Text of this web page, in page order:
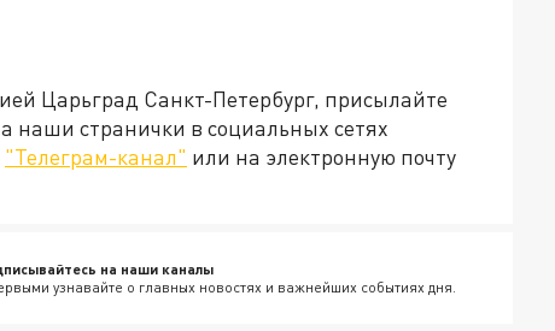
Царьград Санкт-Петербург, присылайте
наши странички в социальных сетях
"Телеграм-канал" или на электронную почту
на наши каналы
узнавайте о главных новостях и важнейших событиях дня.